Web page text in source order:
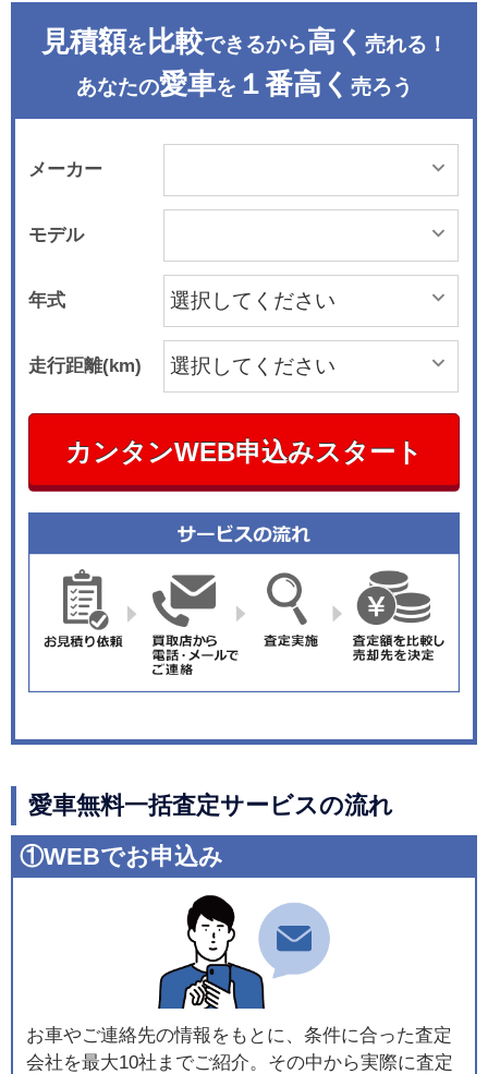
見積額を 比較できるから高く 売れる！
あなたの愛車を １番高く 売ろう
メーカー
モデル
年式
走行距離(km)
カンタンWEB申込みスタート
愛車無料一括査定サービスの流れ
①WEBでお申込み
お車やご連絡先の情報をもとに、条件に合った査定
会社を最大10社までご紹介。その中から実際に査定